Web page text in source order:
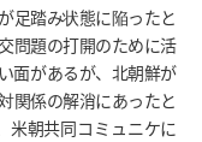
足踏み状態に陥ったと
問題の打開のために活
面があるが、北朝鮮が
関係の解消にあったと
米朝共同コミュニケに